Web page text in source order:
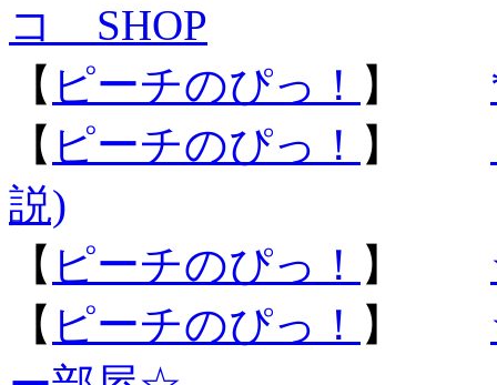
コ SHOP
【 ピーチのぴっ！ 】
【 ピーチのぴっ！ 】
説)
【 ピーチのぴっ！ 】
【 ピーチのぴっ！ 】